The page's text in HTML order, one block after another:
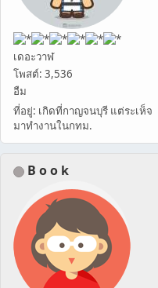
เดอะวาฬ
โพสต์: 3,536
อืม
ที่อยู่: เกิดที่กาญจนบุรี แต่ระเห็จ
มาทำงานในกทม.
B o o k